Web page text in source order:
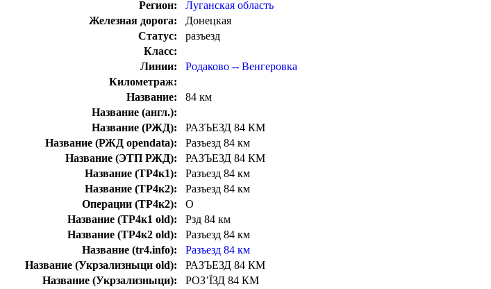
Регион:
Луганская область
Железная дорога:
Донецкая
Статус:
разъезд
Класс:
Линии:
Родаково -- Венгеровка
Километраж:
Название:
84 км
Название (англ.):
Название (РЖД):
РАЗЪЕЗД 84 КМ
Название (РЖД opendata):
Разъезд 84 км
Название (ЭТП РЖД):
РАЗЪЕЗД 84 КМ
Название (ТР4к1):
Разъезд 84 км
Название (ТР4к2):
Разъезд 84 км
Операции (ТР4к2):
О
Название (ТР4к1 old):
Рзд 84 км
Название (ТР4к2 old):
Разъезд 84 км
Название (tr4.info):
Разъезд 84 км
Название (Укрзализныци old):
РАЗЪЕЗД 84 КМ
Название (Укрзализныци):
РОЗ’ЇЗД 84 КМ